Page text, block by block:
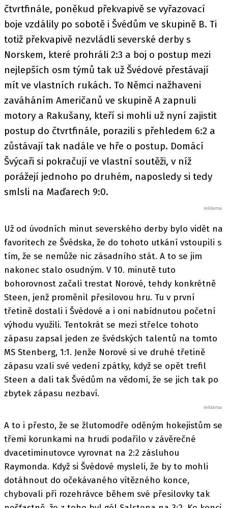
čtvrtfinále, poněkud překvapivě se vyřazovací
boje vzdálily po sobotě i Švédům ve skupině B. Ti
totiž překvapivě nezvládli severské derby s
Norskem, které prohráli 2:3 a boj o postup mezi
nejlepších osm týmů tak už Švédové přestávají
mít ve vlastních rukách. To Němci nažhaveni
zaváháním Američanů ve skupině A zapnuli
motory a Rakušany, kteří si mohli už nyní zajistit
postup do čtvrtfinále, porazili s přehledem 6:2 a
zůstávají tak nadále ve hře o postup. Domácí
Švýcaři si pokračují ve vlastní soutěži, v níž
porážejí jednoho po druhém, naposledy si tedy
smlsli na Maďarech 9:0.
Už od úvodních minut severského derby bylo vidět na
favoritech ze Švédska, že do tohoto utkání vstoupili s
tím, že se nemůže nic zásadního stát. A to se jim
nakonec stalo osudným. V 10. minutě tuto
bohorovnost začali trestat Norové, tehdy konkrétně
Steen, jenž proměnil přesilovou hru. Tu v první
třetině dostali i Švédové a i oni nabídnutou početní
výhodu využili. Tentokrát se mezi střelce tohoto
zápasu zapsal jeden ze švédských talentů na tomto
MS Stenberg, 1:1. Jenže Norové si ve druhé třetině
zápasu vzali své vedení zpátky, když se opět trefil
Steen a dali tak Švédům na vědomí, že se jich tak po
zbytek zápasu nezbaví.
A to i přesto, že se žlutomodře oděným hokejistům se
třemi korunkami na hrudi podařilo v závěrečné
dvacetiminutovce vyrovnat na 2:2 zásluhou
Raymonda. Když si Švédové mysleli, že by to mohli
dotáhnout do očekávaného vítězného konce,
chybovali při rozehrávce během své přesilovky tak